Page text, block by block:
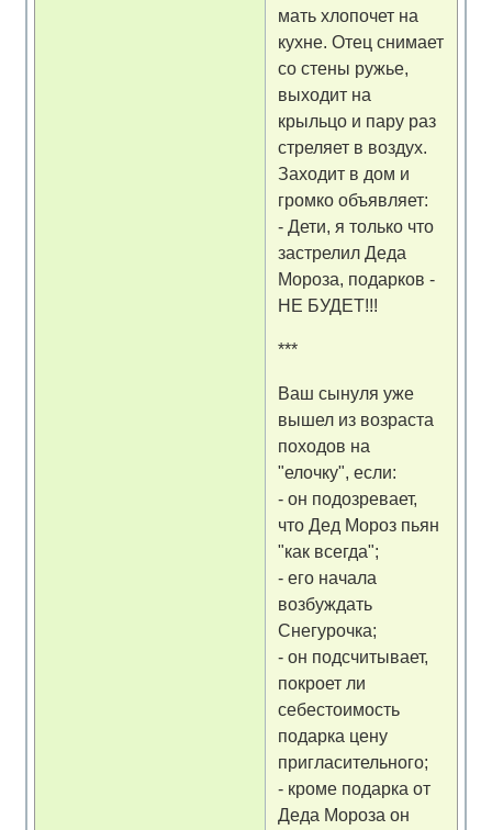
мать хлопочет на
кухне. Отец снимает
со стены ружье,
выходит на
крыльцо и пару раз
стреляет в воздух.
Заходит в дом и
громко объявляет:
- Дети, я только что
застрелил Деда
Мороза, подарков -
НЕ БУДЕТ!!!
***
Ваш сынуля уже
вышел из возраста
походов на
"елочку", если:
- он подозревает,
что Дед Мороз пьян
"как всегда";
- его начала
возбуждать
Снегурочка;
- он подсчитывает,
покроет ли
себестоимость
подарка цену
пригласительного;
- кроме подарка от
Деда Мороза он